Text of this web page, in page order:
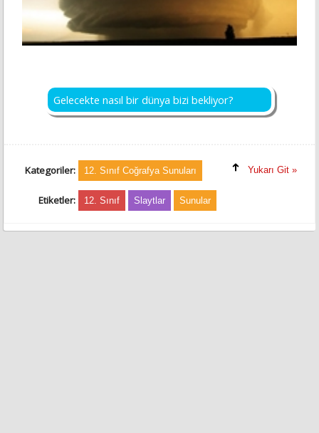
Gelecekte nasıl bir dünya bizi bekliyor?
Kategoriler: 12. Sınıf Coğrafya Sunuları Yukarı Git »
Etiketler: 12. Sınıf Slaytlar Sunular